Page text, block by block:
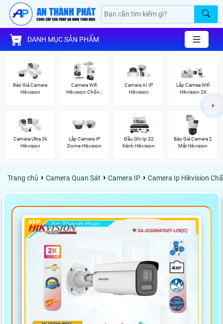
DANH MỤC SẢN PHẨM
Báo Giá Camera
Hikvision
Camera Wifi
Hikvision Chống
Camera AI IP
Hikvision
Lắp Camea Wifi
Hikvision 2K
Camera Ultra 3k
Hikvision
Lắp Camera IP
Dome Hikvision
Đầu Ghi Ip 32
Kênh Hikvision
Báo Giá Camera 2
Mắt Hikvision
Trang chủ › Camera Quan Sát › Camera IP › Camera Ip Hikvision